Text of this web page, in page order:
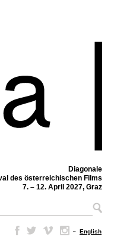
Diagonale
des österreichischen Films
7. – 12. April 2027, Graz
– English